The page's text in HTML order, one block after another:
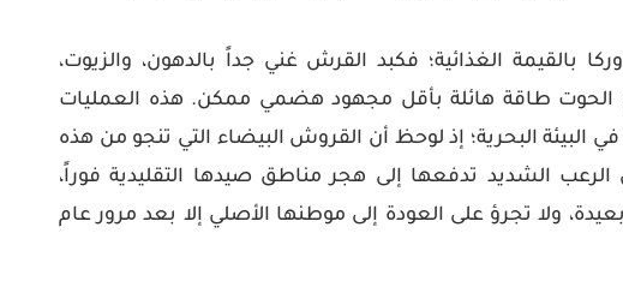
بالقيمة الغذائية؛ فكبد القرش غني جداً بالدهون، والزيوت،
الحوت طاقة هائلة بأقل مجهود هضمي ممكن. هذه العمليات
البيئة البحرية؛ إذ لوحظ أن القروش البيضاء التي تنجو من هذه
الشديد تدفعها إلى هجر مناطق صيدها التقليدية فوراً،
ولا تجرؤ على العودة إلى موطنها الأصلي إلا بعد مرور عام